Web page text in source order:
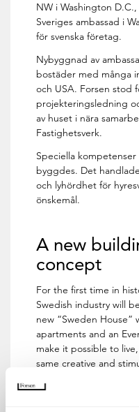
NW i Washington
Sveriges ambassad i
för svenska företag.
Nybyggnad av
bostäder med många
och USA. Forsen stod
projekteringsledning
av huset i nära
Fastighetsverk.
Speciella
byggdes. Det
och lyhördhet för
önskemål.
A new
concept
For the first time in
Swedish industry will
new “Sweden House”
apartments and an
make it possible to
same creative and
building is located in
the Potomac River in